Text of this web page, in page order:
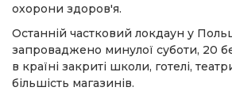
охорони здоров'я.
Останній частковий локдаун у
запроваджено минулої суботи, 20
в країні закриті школи, готелі,
більшість магазинів.